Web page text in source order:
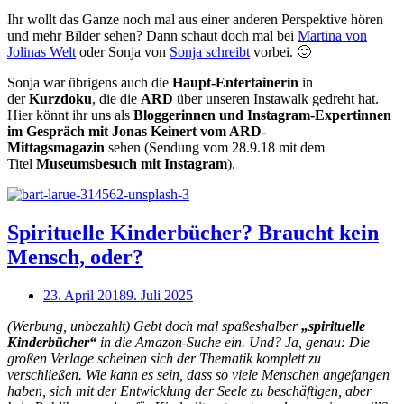
Ihr wollt das Ganze noch mal aus einer anderen Perspektive hören
und mehr Bilder sehen? Dann schaut doch mal bei Martina von
Jolinas Welt oder Sonja von Sonja schreibt vorbei. 🙂
Sonja war übrigens auch die Haupt-Entertainerin in
derKurzdoku, die die ARD über unseren Instawalk gedreht hat.
Hier könnt ihr uns als Bloggerinnen und Instagram-Expertinnen
im Gespräch mit Jonas Keinert vom ARD-
Mittagsmagazin sehen (Sendung vom 28.9.18 mit dem
Titel Museumsbesuch mit Instagram).
Open
Spirituelle Kinderbücher? Braucht kein
Mensch, oder?
23. April 20189. Juli 2025
(Werbung, unbezahlt) Gebt doch mal spaßeshalber„spirituelle
Kinderbücher“ in die Amazon-Suche ein. Und? Ja, genau: Die
großen Verlage scheinen sich der Thematik komplett zu
verschließen. Wie kann es sein, dass so viele Menschen angefangen
haben, sich mit der Entwicklung der Seele zu beschäftigen, aber